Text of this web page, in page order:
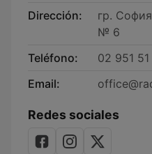
Dirección:
гр.
№ 6
Teléfono:
02 951
Email:
Redes sociales